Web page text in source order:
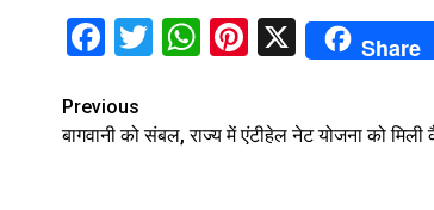
Facebook
Twitter
WhatsApp
Pinterest
X Share
Continue
Reading
Previous
बागवानी को संबल, राज्य में एंटीहेल नेट योजना को मिली